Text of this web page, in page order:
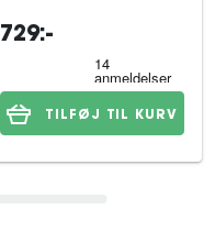
729:-
TILFØJ TIL KURV